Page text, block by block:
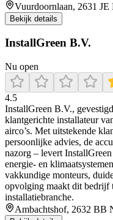
Vuurdoornlaan, 2631
Bekijk details
InstallGreen B.V.
Nu open
4.5
InstallGreen B.V.,
klantgerichte installateur
airco’s. Met uitstekende
persoonlijke advies, de
nazorg – levert
energie- en
vakkundige monteurs,
opvolging maakt dit bedrijf
installatiebranche.
Ambachtshof, 2632 BB